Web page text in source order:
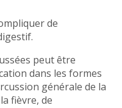
de
peut être
dans les formes
générale de la
fièvre, de